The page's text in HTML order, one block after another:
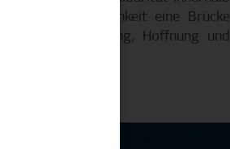
Aufmerksamkeit eine Brücke
um Anerkennung, Hoffnung und